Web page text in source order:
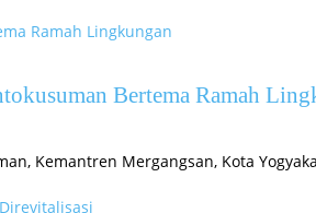
Bertema Ramah
Kemantren Mergangsan, Kota